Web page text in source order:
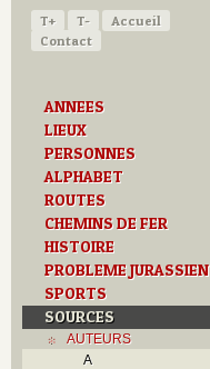
T+ T-
Accueil
Contact
ANNEES
LIEUX
PERSONNES
ALPHABET
ROUTES
CHEMINS DE FER
HISTOIRE
PROBLEME JURASSIEN
SPORTS
SOURCES
AUTEURS
A